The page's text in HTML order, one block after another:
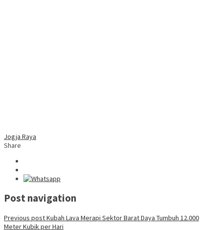
Jogja Raya
Share
Post navigation
Previous postKubah Lava Merapi Sektor Barat Daya Tumbuh 12.000
Meter Kubik per Hari